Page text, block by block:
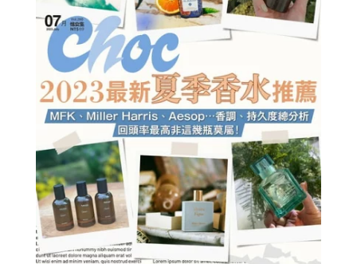
居家生活 3C家電 運動休閒 親子玩具
女裝 男裝 化妝保養 情趣用品
日本購物 電子/紙本書
HOT